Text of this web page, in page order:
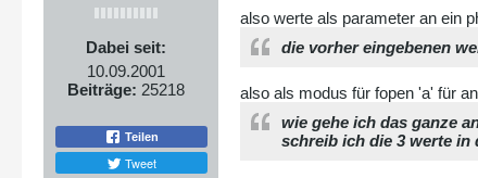
Dabei seit:
10.09.2001
Beiträge: 25218
Teilen
Tweet
also werte als parameter an ein
die vorher eingebenen
also als modus für fopen 'a' für
wie gehe ich das ganze
schreib ich die 3 werte in